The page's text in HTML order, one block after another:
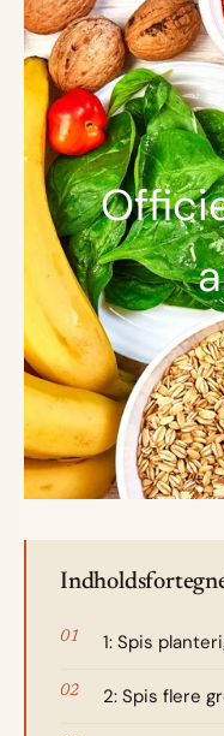
1: Spis
2: Spis flere